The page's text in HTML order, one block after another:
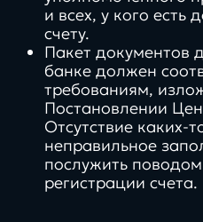
и всех, у кого есть
счету.
Пакет документов
банке должен
требованиям,
Постановлении
Отсутствие каких-
неправильное
послужить
регистрации счета.